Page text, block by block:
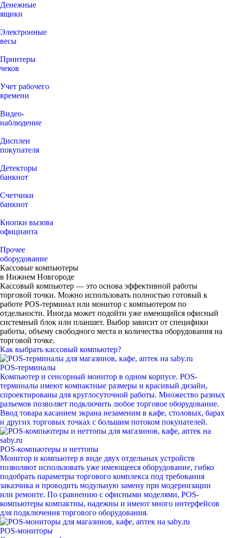
Денежные
ящики
Электронные
весы
Принтеры
чеков
Учет рабочего
времени
Видео‑
наблюдение
Дисплеи
покупателя
Детекторы
банкнот
Счетчики
банкнот
Кнопки вызова
официанта
Прочее
оборудование
Кассовые компьютеры
в Нижнем Новгороде
Кассовый компьютер — это основа эффективной работы
торговой точки. Можно использовать полностью готовый к
работе POS-терминал или монитор с компьютером по
отдельности. Иногда может подойти уже имеющийся офисный
системный блок или планшет. Выбор зависит от специфики
работы, объему свободного места и количества оборудования на
торговой точке.
Как выбрать кассовый компьютер?
POS-терминалы
Компьютер и сенсорный монитор в одном корпусе. POS-
терминалы имеют компактные размеры и красивый дизайн,
спроектированы для круглосуточной работы. Множество разных
разъемов позволяет подключить любое торговое оборудование.
Ввод товара касанием экрана незаменим в кафе, столовых, барах
и других торговых точках с большим потоком покупателей.
POS-компьютеры и неттопы
Монитор и компьютер в виде двух отдельных устройств
позволяют использовать уже имеющееся оборудование, гибко
подобрать параметры торгового комплекса под требования
заказчика и проводить модульную замену при модернизации
или ремонте. По сравнению с офисными моделями, POS-
компьютеры компактны, надежны и имеют много интерфейсов
для подключения торгового оборудования.
POS-мониторы